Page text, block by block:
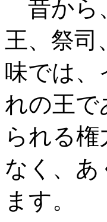
昔から
王、祭司
味では、
れの王で
られる
なく、
ます。